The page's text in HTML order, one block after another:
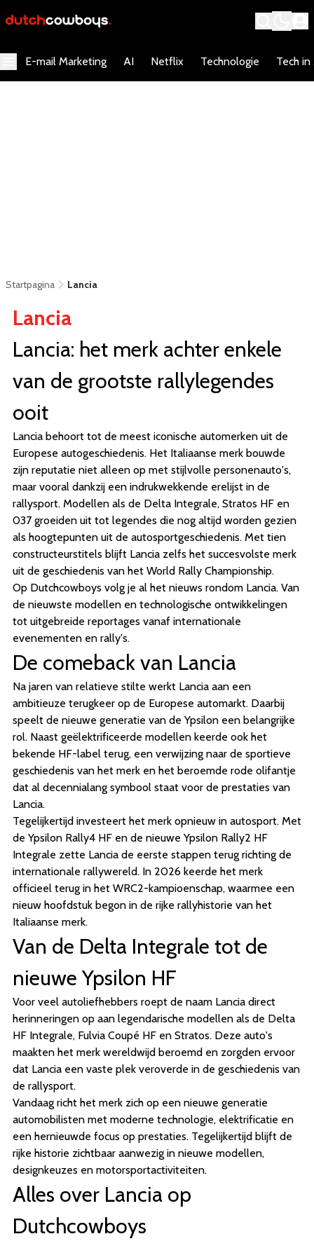
E-mail Marketing AI Netflix Technologie Tech in
Startpagina Lancia
Lancia
Lancia: het merk achter enkele
van de grootste rallylegendes
ooit
Lancia behoort tot de meest iconische automerken uit de
Europese autogeschiedenis. Het Italiaanse merk bouwde
zijn reputatie niet alleen op met stijlvolle personenauto's,
maar vooral dankzij een indrukwekkende erelijst in de
rallysport. Modellen als de Delta Integrale, Stratos HF en
037 groeiden uit tot legendes die nog altijd worden gezien
als hoogtepunten uit de autosportgeschiedenis. Met tien
constructeurstitels blijft Lancia zelfs het succesvolste merk
uit de geschiedenis van het World Rally Championship.
Op Dutchcowboys volg je al het nieuws rondom Lancia. Van
de nieuwste modellen en technologische ontwikkelingen
tot uitgebreide reportages vanaf internationale
evenementen en rally's.
De comeback van Lancia
Na jaren van relatieve stilte werkt Lancia aan een
ambitieuze terugkeer op de Europese automarkt. Daarbij
speelt de nieuwe generatie van de Ypsilon een belangrijke
rol. Naast geëlektrificeerde modellen keerde ook het
bekende HF-label terug, een verwijzing naar de sportieve
geschiedenis van het merk en het beroemde rode olifantje
dat al decennialang symbool staat voor de prestaties van
Lancia.
Tegelijkertijd investeert het merk opnieuw in autosport. Met
de Ypsilon Rally4 HF en de nieuwe Ypsilon Rally2 HF
Integrale zette Lancia de eerste stappen terug richting de
internationale rallywereld. In 2026 keerde het merk
officieel terug in het WRC2-kampioenschap, waarmee een
nieuw hoofdstuk begon in de rijke rallyhistorie van het
Italiaanse merk.
Van de Delta Integrale tot de
nieuwe Ypsilon HF
Voor veel autoliefhebbers roept de naam Lancia direct
herinneringen op aan legendarische modellen als de Delta
HF Integrale, Fulvia Coupé HF en Stratos. Deze auto's
maakten het merk wereldwijd beroemd en zorgden ervoor
dat Lancia een vaste plek veroverde in de geschiedenis van
de rallysport.
Vandaag richt het merk zich op een nieuwe generatie
automobilisten met moderne technologie, elektrificatie en
een hernieuwde focus op prestaties. Tegelijkertijd blijft de
rijke historie zichtbaar aanwezig in nieuwe modellen,
designkeuzes en motorsportactiviteiten.
Alles over Lancia op
Dutchcowboys